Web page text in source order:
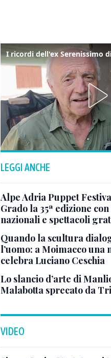
LEGGI ANCHE
Alpe Adria Puppet
Grado la 35ª edizione
nazionali e spettacoli
Quando la scultura
l’uomo: a Moimacco una
celebra Luciano Ceschia
Lo slancio d’arte di
Malabotta sprecato da
VIDEO